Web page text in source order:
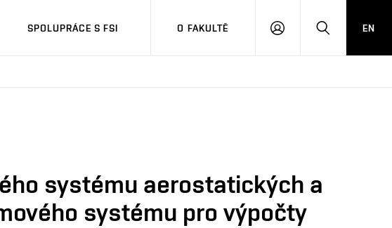
SPOLUPRÁCE S FSI O FAKULTĚ
PŘIHLÁŠENÍHLEDAT
EN
systému aerostatických a
systému pro výpočty